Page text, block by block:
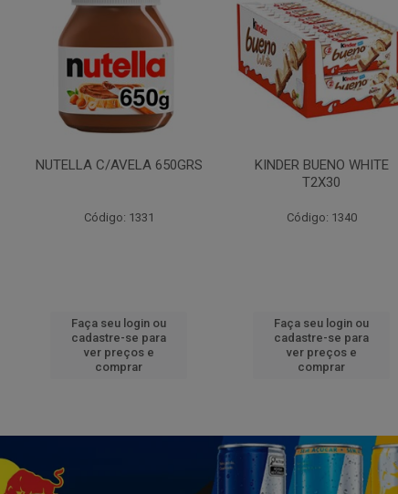
NUTELLA C/AVELA 650GRS
Código: 1331
Faça seu login ou
cadastre-se para
ver preços e
comprar
KINDER BUENO WHITE
T2X30
Código: 1340
Faça seu login ou
cadastre-se para
ver preços e
comprar